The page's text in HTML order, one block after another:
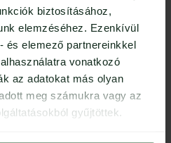
biztosításához,
elemzéséhez. Ezenkívül
és elemező partnereinkkel
vonatkozó
az adatokat más olyan
meg számukra vagy az
gyűjtöttek.
halloweeni, húsvéti,